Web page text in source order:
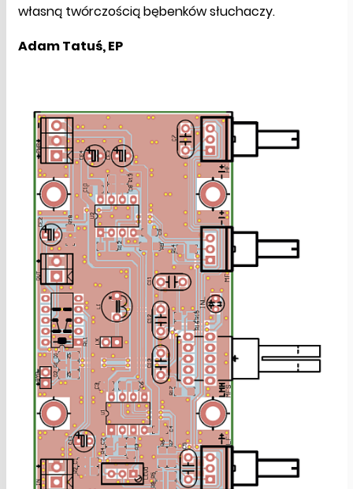
własną twórczością bębenków słuchaczy.
Adam Tatuś, EP